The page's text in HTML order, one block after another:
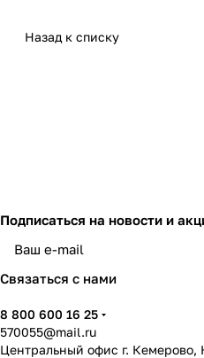
Назад к списку
Подписаться на новости и
Связаться с нами
8 800 600 16 25
570055@mail.ru
Центральный офис г. Кемерово,